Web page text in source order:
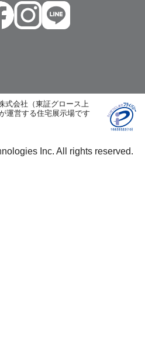
式会社（東証グロース上
運営する住宅展示場です
Inc. All rights reserved.